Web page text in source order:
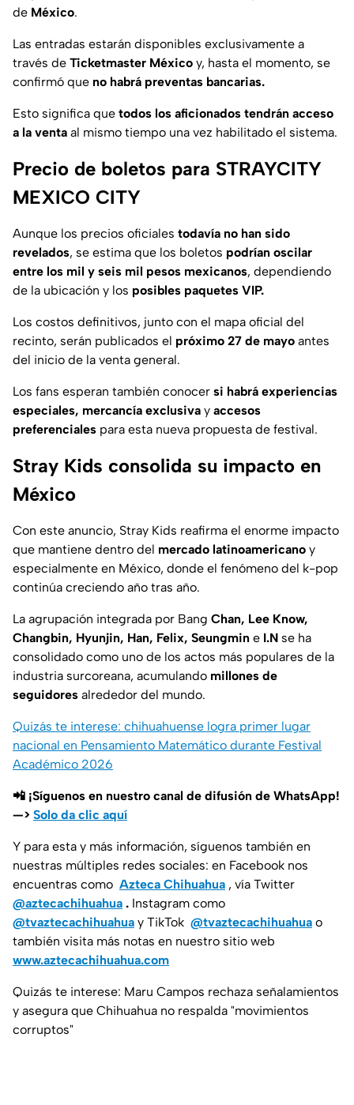
de México.
Las entradas estarán disponibles exclusivamente a
través de Ticketmaster México y, hasta el momento, se
confirmó que no habrá preventas bancarias.
Esto significa que todos los aficionados tendrán acceso
a la venta al mismo tiempo una vez habilitado el sistema.
Precio de boletos para STRAYCITY
MEXICO CITY
Aunque los precios oficiales todavía no han sido
revelados, se estima que los boletos podrían oscilar
entre los mil y seis mil pesos mexicanos, dependiendo
de la ubicación y los posibles paquetes VIP.
Los costos definitivos, junto con el mapa oficial del
recinto, serán publicados el próximo 27 de mayo antes
del inicio de la venta general.
Los fans esperan también conocer si habrá experiencias
especiales, mercancía exclusiva y accesos
preferenciales para esta nueva propuesta de festival.
Stray Kids consolida su impacto en
México
Con este anuncio, Stray Kids reafirma el enorme impacto
que mantiene dentro del mercado latinoamericano y
especialmente en México, donde el fenómeno del k-pop
continúa creciendo año tras año.
La agrupación integrada por Bang Chan, Lee Know,
Changbin, Hyunjin, Han, Felix, Seungmin e I.N se ha
consolidado como uno de los actos más populares de la
industria surcoreana, acumulando millones de
seguidores alrededor del mundo.
Quizás te interese: chihuahuense logra primer lugar
nacional en Pensamiento Matemático durante Festival
Académico 2026
📲 ¡Síguenos en nuestro canal de difusión de WhatsApp!
—> Solo da clic aquí
Y para esta y más información, síguenos también en
nuestras múltiples redes sociales: en Facebook nos
encuentras como Azteca Chihuahua , vía Twitter
@aztecachihuahua . Instagram como
@tvaztecachihuahua y TikTok @tvaztecachihuahua o
también visita más notas en nuestro sitio web
www.aztecachihuahua.com
Quizás te interese: Maru Campos rechaza señalamientos
y asegura que Chihuahua no respalda "movimientos
corruptos"